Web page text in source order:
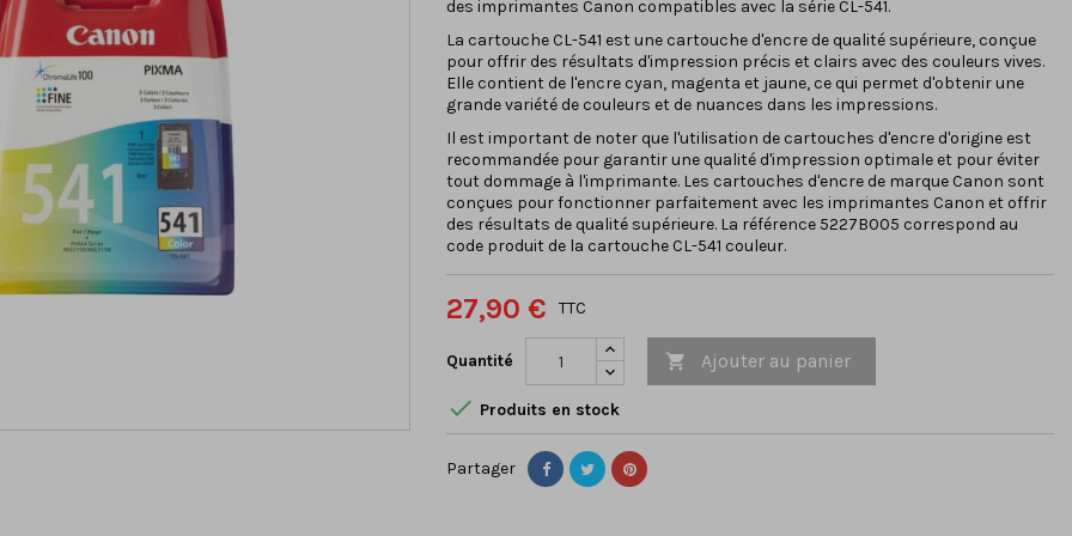
des imprimantes Canon compatibles avec la série CL-541.
La cartouche CL-541 est une cartouche d'encre de qualité supérieure, conçue
pour offrir des résultats d'impression précis et clairs avec des couleurs vives.
Elle contient de l'encre cyan, magenta et jaune, ce qui permet d'obtenir une
grande variété de couleurs et de nuances dans les impressions.
Il est important de noter que l'utilisation de cartouches d'encre d'origine est
recommandée pour garantir une qualité d'impression optimale et pour éviter
tout dommage à l'imprimante. Les cartouches d'encre de marque Canon sont
conçues pour fonctionner parfaitement avec les imprimantes Canon et offrir
des résultats de qualité supérieure. La référence 5227B005 correspond au
code produit de la cartouche CL-541 couleur.
27,90 € TTC
Quantité  Ajouter au panier
 Produits en stock
Partager